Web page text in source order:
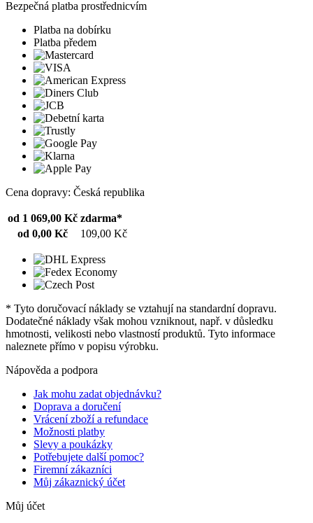
Bezpečná platba prostřednicvím
Platba na dobírku
Platba předem
Cena dopravy: Česká republika
od 1 069,00 Kč zdarma*
od 0,00 Kč
109,00 Kč
* Tyto doručovací náklady se vztahují na standardní dopravu.
Dodatečné náklady však mohou vzniknout, např. v důsledku
hmotnosti, velikosti nebo vlastností produktů. Tyto informace
naleznete přímo v popisu výrobku.
Nápověda a podpora
Jak mohu zadat objednávku?
Doprava a doručení
Vrácení zboží a refundace
Možnosti platby
Slevy a poukázky
Potřebujete další pomoc?
Firemní zákazníci
Můj zákaznický účet
Můj účet